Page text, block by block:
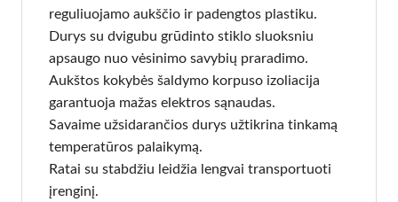
reguliuojamo aukščio ir padengtos plastiku.
Durys su dvigubu grūdinto stiklo sluoksniu
apsaugo nuo vėsinimo savybių praradimo.
Aukštos kokybės šaldymo korpuso izoliacija
garantuoja mažas elektros sąnaudas.
Savaime užsidarančios durys užtikrina tinkamą
temperatūros palaikymą.
Ratai su stabdžiu leidžia lengvai transportuoti
įrenginį.